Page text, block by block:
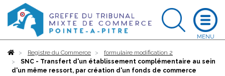
AccueilRegistre du Commerce
formulaire modification 2
SNC - Transfert d'un établissement complémentaire au sein
d'un même ressort, par création d'un fonds de commerce